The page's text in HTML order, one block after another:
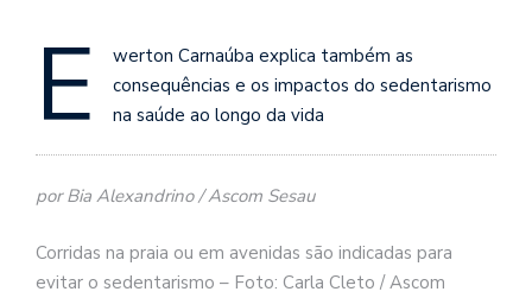
E
werton Carnaúba explica também as
consequências e os impactos do sedentarismo
na saúde ao longo da vida
por Bia Alexandrino / Ascom Sesau
Corridas na praia ou em avenidas são indicadas para
evitar o sedentarismo – Foto: Carla Cleto / Ascom